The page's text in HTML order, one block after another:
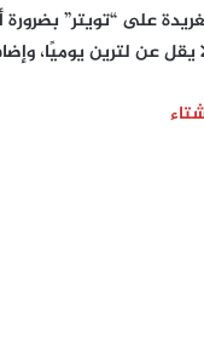
على “تويتر”
يقل عن لترين يوميًا،